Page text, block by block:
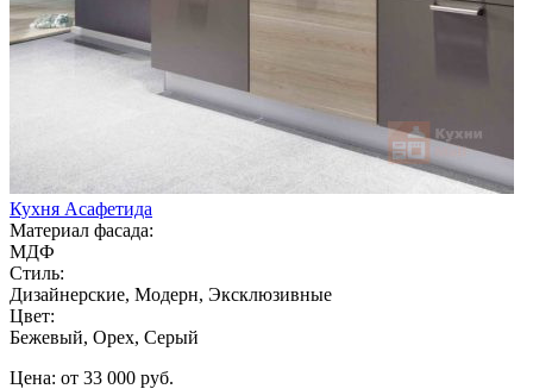
Кухня Асафетида
Материал фасада:
МДФ
Стиль:
Дизайнерские, Модерн, Эксклюзивные
Цвет:
Бежевый, Орех, Серый
Цена: от 33 000 руб.